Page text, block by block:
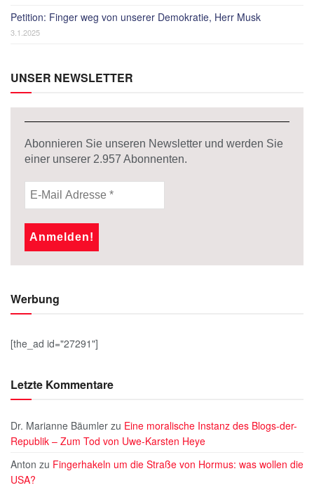
Petition: Finger weg von unserer Demokratie, Herr Musk
3.1.2025
UNSER NEWSLETTER
Abonnieren Sie unseren Newsletter und werden Sie
einer unserer 2.957 Abonnenten.
Werbung
[the_ad id="27291"]
Letzte Kommentare
Dr. Marianne Bäumler zu Eine moralische Instanz des Blogs-der-
Republik – Zum Tod von Uwe-Karsten Heye
Anton zu Fingerhakeln um die Straße von Hormus: was wollen die
USA?